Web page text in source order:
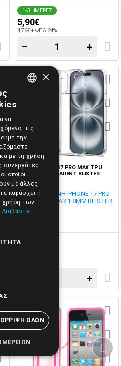
1-3 ΗΜΕΡΕΣ
5,90€
4,76€ + ΦΠΑ 24%
− +
CASE-IPHONE 17 PRO MAX TPU
CLEAR TRANSPARENT BLISTER
[3400340]
ΘΗΚΗ ΔΙΑΦΑΝΗ IPHONE 17 PRO
MAX TPU CLEAR 1.8MM BLISTER
+
×
να
τις
την
με τη χρήση
συνεργάτες
οποίοι
με άλλες
παράσχει ή
χρήση των
Διαβάστε
ΌΛΩΝ